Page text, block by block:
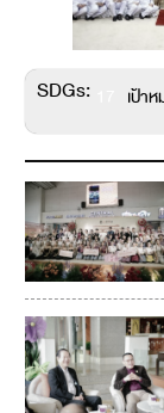
SDGs: เป้า